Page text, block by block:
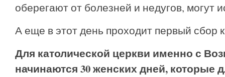
оберегают от болезней и недугов, могут
А еще в этот день проходит первый сбор
Для католической церкви именно с
начинаются 30 женских дней, которые